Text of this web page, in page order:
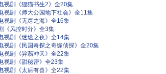
视剧《狸猫书生2》全20集
视剧《师大公园地下社会》全11集
视剧《无尽之海》全16集
《风控时分》全3集
视剧《迷途之夜》全14集
视剧《民国奇探之奇缘侦探》全20集
视剧《异翡冲天》全22集
视剧《甜秘密》全23集
视剧《太后有喜》全22集